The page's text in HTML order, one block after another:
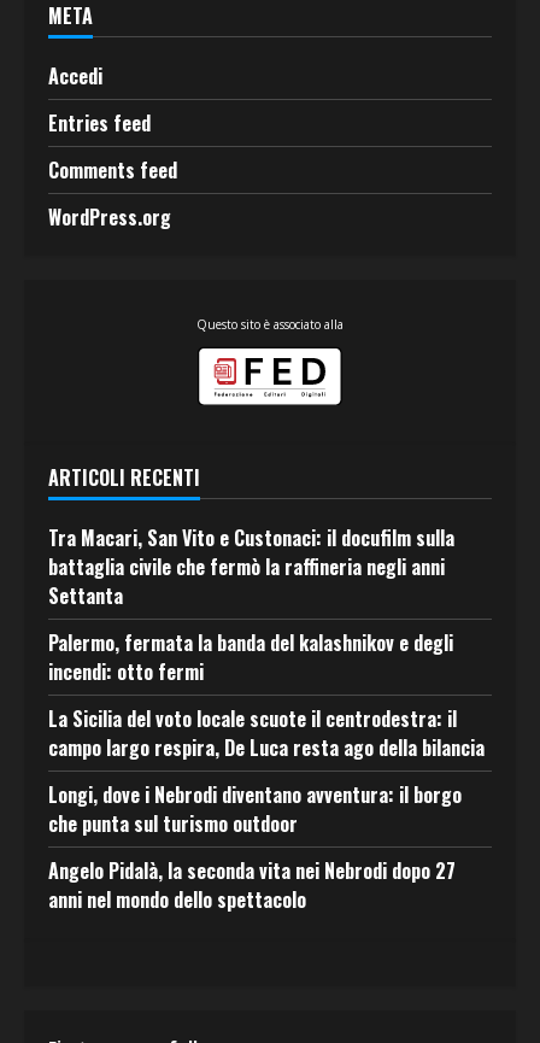
META
Accedi
Entries feed
Comments feed
WordPress.org
Questo sito è associato alla
ARTICOLI RECENTI
Tra Macari, San Vito e Custonaci: il docufilm sulla
battaglia civile che fermò la raffineria negli anni
Settanta
Palermo, fermata la banda del kalashnikov e degli
incendi: otto fermi
La Sicilia del voto locale scuote il centrodestra: il
campo largo respira, De Luca resta ago della bilancia
Longi, dove i Nebrodi diventano avventura: il borgo
che punta sul turismo outdoor
Angelo Pidalà, la seconda vita nei Nebrodi dopo 27
anni nel mondo dello spettacolo